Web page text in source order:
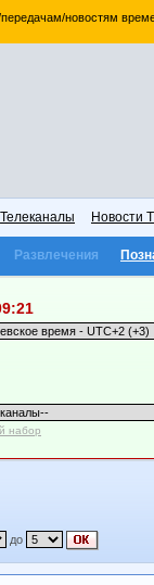
новостям
Телеканалы Новости
Развлечения
набор
до